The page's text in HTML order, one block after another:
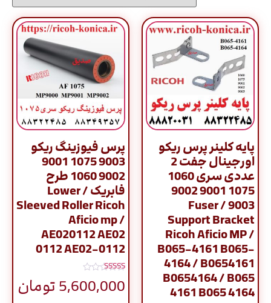
پایه کلینر پرس ریکو
اورجینال جفت 2
عددی سری 1060
1075 9001 9002
9003 / Fuser
Support Bracket
Ricoh Aficio MP /
B065-4161 B065-
4164 / B0654161
B0654164 / B065
4161 B065 4164
پرس فیوزینگ ریکو
9003 1075 9001
9002 1060 طرح
فابریک / Lower
Sleeved Roller Ricoh
Aficio mp /
AE020112 AE02
0112 AE02-0112
نمره
5.00
از 5
5,600,000تومان